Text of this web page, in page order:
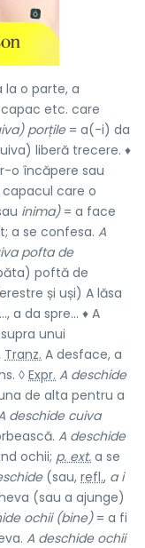
la o parte, a
etc. care
porțile= a(-i) da
liberă trecere. ♦
o încăpere sau
care o
inima)= a face
a se confesa. A
pofta de
poftă de
și uși) A lăsa
a da spre... ♦ A
unui
Tranz. A desface, a
◊ Expr. A deschide
de alta pentru a
deschide cuiva
A deschide
ochii; p. ext. a se
(sau, refl., a i
(sau a ajunge)
ochii (bine)= a fi
A deschide ochii